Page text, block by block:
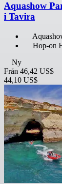
Aquashow
i Tavira
Hop-on
Ny
Från 46,42 US$
44,10 US$